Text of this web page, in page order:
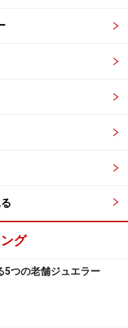
グ
5つの老舗ジュエラー